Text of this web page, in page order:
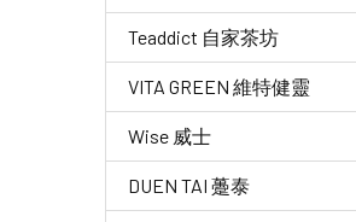
Teaddict 自家茶坊
VITA GREEN 維特健靈
Wise 威士
DUEN TAI 躉泰